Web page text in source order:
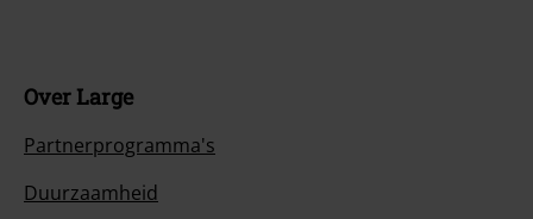
Over Large
Partnerprogramma's
Duurzaamheid